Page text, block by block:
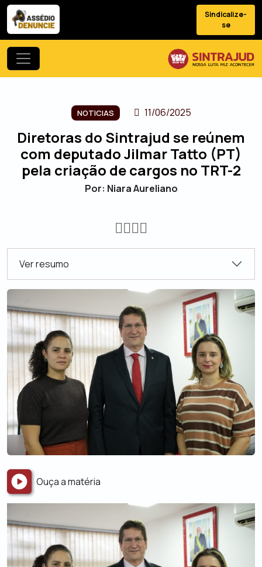
Sindicalize-
se
NOTICIAS 11/06/2025
Diretoras do Sintrajud se reúnem
com deputado Jilmar Tatto (PT)
pela criação de cargos no TRT-2
Por: Niara Aureliano
Ver resumo
Ouça a matéria